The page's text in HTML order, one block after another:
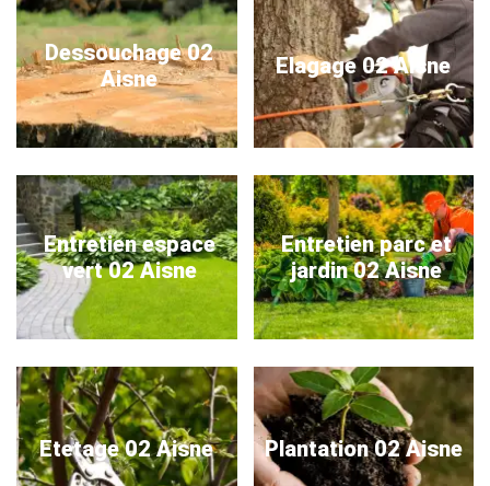
Dessouchage 02
Aisne
Elagage 02 Aisne
Entretien espace
vert 02 Aisne
Entretien parc et
jardin 02 Aisne
Etetage 02 Aisne Plantation 02 Aisne